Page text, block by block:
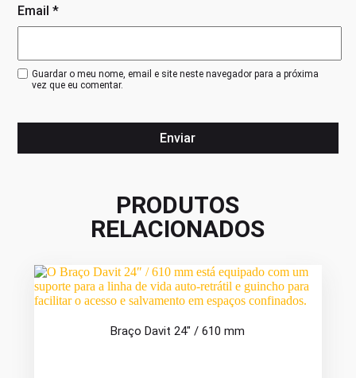
Email*
Guardar o meu nome, email e site neste navegador para a próxima
vez que eu comentar.
PRODUTOS
RELACIONADOS
Braço Davit 24″ / 610 mm